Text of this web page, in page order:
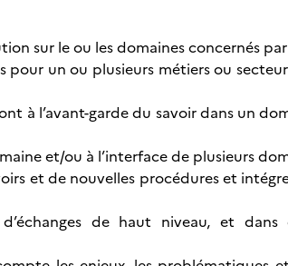
sur le ou les domaines concernés
un ou plusieurs métiers ou
à l’avant-garde du savoir dans un
et/ou à l’interface de plusieurs
et de nouvelles procédures et
de haut niveau, et dans